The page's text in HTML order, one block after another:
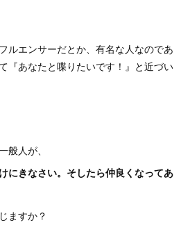
ルエンサーだとか、有名な人なのであ
『あなたと喋りたいです！』と近づい
般人が、
にきなさい。そしたら仲良くなってあ
ますか？